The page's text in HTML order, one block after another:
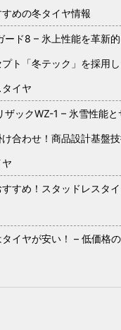
めの冬タイヤ情報
ード8 – 氷上性能を革新
ト「冬テック」を採用
イヤ
ザックWZ-1 – 氷雪性能
合わせ！商品設計基盤
すめ！スタッドレスタ
イヤが安い！ – 低価格